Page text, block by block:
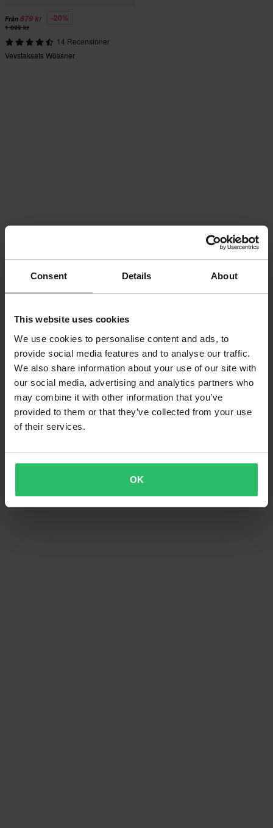
Consent Details About
This website uses cookies
We use cookies to personalise content and ads, to
provide social media features and to analyse our traffic.
We also share information about your use of our site with
our social media, advertising and analytics partners who
may combine it with other information that you’ve
provided to them or that they’ve collected from your use
of their services.
OK
Från 879 kr -20%
1 099 kr
14 Recensioner
Vevstaksats Wössner